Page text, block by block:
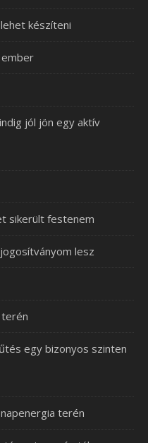
készíteni
ember
jól jön egy aktív
sikerült festenem
lesz
terén
egy bizonyos szinten
terén